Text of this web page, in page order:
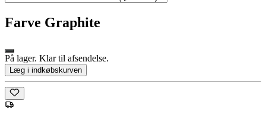
Farve Graphite
På lager. Klar til afsendelse.
Læg i indkøbskurven